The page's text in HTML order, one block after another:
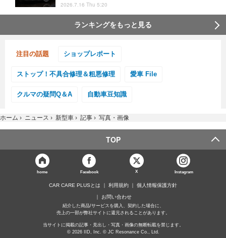
2026.7.16 Thu 5:20
ランキングをもっと見る
注目の話題 ショップレポート
ストップ！不具合修理＆粗悪修理 愛車 File
クルマの疑問Q＆A 自動車豆知識
ホーム › ニュース › 新型車 › 記事 › 写真・画像
TOP
home Facebook X Instagram
CAR CARE PLUSとは 利用規約 個人情報保護方針
お問い合わせ
紹介した商品/サービスを購入、契約した場合に、
売上の一部が弊社サイトに還元されることがあります。
当サイトに掲載の記事・見出し・写真・画像の無断転載を禁じます。
© 2026 IID, Inc. © JC Resonance Co., Ltd.